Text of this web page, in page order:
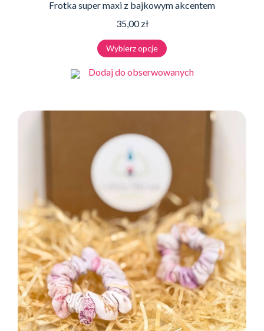
Frotka super maxi z bajkowym akcentem
35,00zł
Wybierz opcje
produkt
ma
wybrać
na
stronie
produktu
Dodaj do obserwowanych